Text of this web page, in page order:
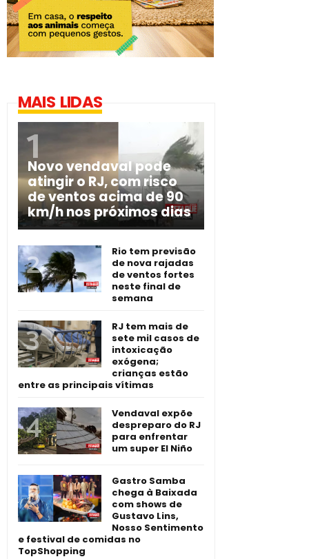
MAIS LIDAS
Novo vendaval pode
atingir o RJ, com risco
de ventos acima de 90
km/h nos próximos dias
Rio tem previsão
de nova rajadas
de ventos fortes
neste final de
semana
RJ tem mais de
sete mil casos de
intoxicação
exógena;
crianças estão
entre as principais vítimas
Vendaval expõe
despreparo do RJ
para enfrentar
um super El Niño
Gastro Samba
chega à Baixada
com shows de
Gustavo Lins,
Nosso Sentimento
e festival de comidas no
TopShopping